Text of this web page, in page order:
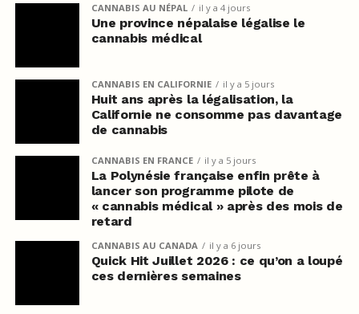
CANNABIS AU NÉPAL il y a 4 jours
Une province népalaise légalise le
cannabis médical
CANNABIS EN CALIFORNIE il y a 5 jours
Huit ans après la légalisation, la
Californie ne consomme pas davantage
de cannabis
CANNABIS EN FRANCE il y a 5 jours
La Polynésie française enfin prête à
lancer son programme pilote de
« cannabis médical » après des mois de
retard
CANNABIS AU CANADA il y a 6 jours
Quick Hit Juillet 2026 : ce qu’on a loupé
ces dernières semaines